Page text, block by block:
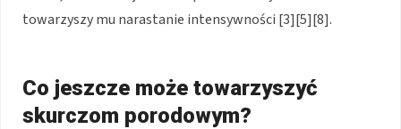
towarzyszy mu narastanie intensywności [3][5][8].
Co jeszcze może towarzyszyć
skurczom porodowym?